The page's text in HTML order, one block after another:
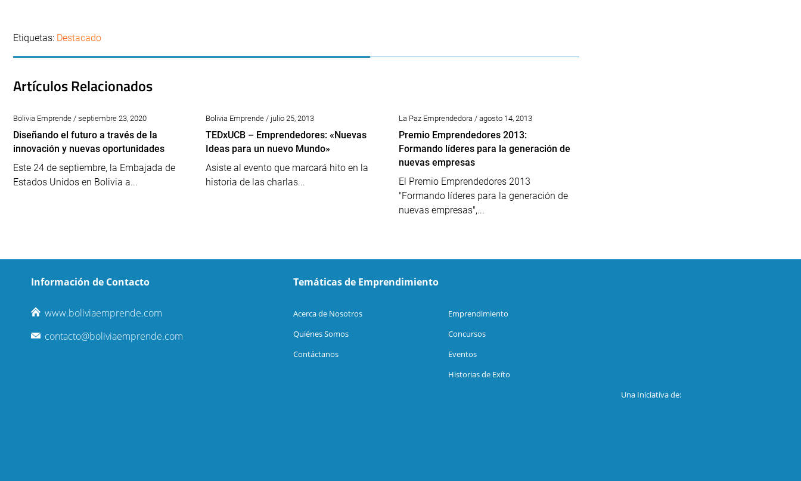
Etiquetas: Destacado
Artículos Relacionados
Bolivia Emprende / septiembre 23, 2020
Diseñando el futuro a través de la
innovación y nuevas oportunidades
Este 24 de septiembre, la Embajada de
Estados Unidos en Bolivia a...
Bolivia Emprende / julio 25, 2013
TEDxUCB – Emprendedores: «Nuevas
Ideas para un nuevo Mundo»
Asiste al evento que marcará hito en la
historia de las charlas...
La Paz Emprendedora / agosto 14, 2013
Premio Emprendedores 2013:
Formando líderes para la generación de
nuevas empresas
El Premio Emprendedores 2013
"Formando líderes para la generación de
nuevas empresas",...
Información de Contacto
www.boliviaemprende.com
contacto@boliviaemprende.com
Temáticas de Emprendimiento
Acerca de Nosotros
Quiénes Somos
Contáctanos
Emprendimiento
Concursos
Eventos
Historias de Exíto
Una Iniciativa de: